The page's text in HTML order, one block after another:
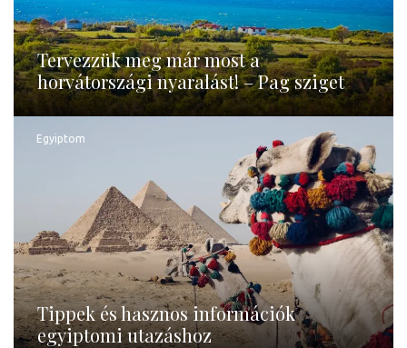
Tervezzük meg már most a
horvátországi nyaralást! – Pag sziget
Egyiptom
Tippek és hasznos információk
egyiptomi utazáshoz